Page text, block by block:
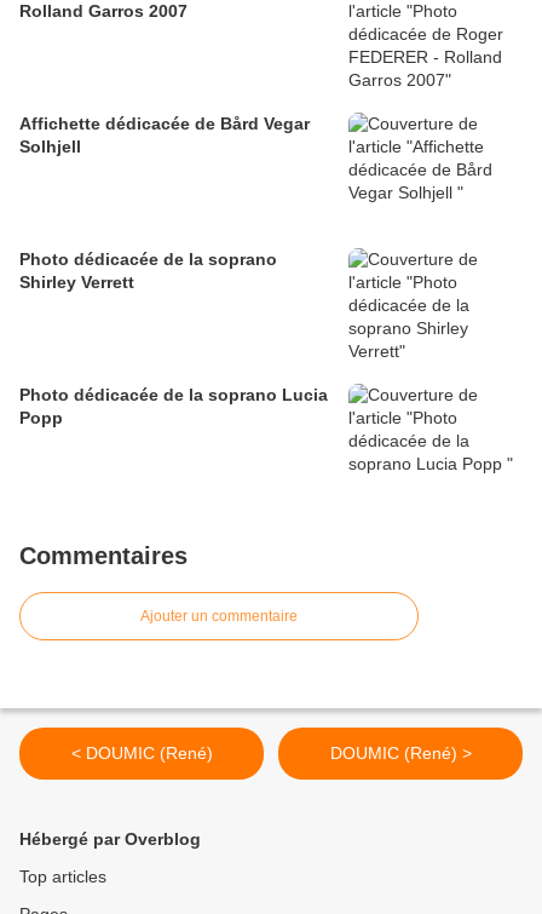
Rolland Garros 2007
Affichette dédicacée de Bård Vegar
Solhjell
Photo dédicacée de la soprano
Shirley Verrett
Photo dédicacée de la soprano Lucia
Popp
Commentaires
Ajouter un commentaire
< DOUMIC (René) DOUMIC (René) >
Hébergé par Overblog
Top articles